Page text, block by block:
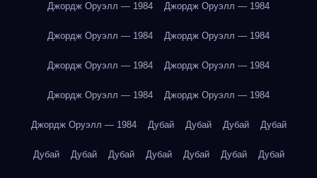
Джордж Оруэлл — 1984 Джордж Оруэлл — 1984
Джордж Оруэлл — 1984 Джордж Оруэлл — 1984
Джордж Оруэлл — 1984 Джордж Оруэлл — 1984
Джордж Оруэлл — 1984 Джордж Оруэлл — 1984
Джордж Оруэлл — 1984 Дубай Дубай Дубай Дубай
Дубай Дубай Дубай Дубай Дубай Дубай Дубай